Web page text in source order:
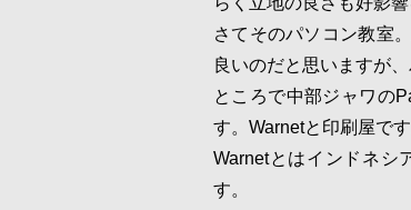
さてそのパソコン教室
良いのだと思いますが
ところで中部ジャワの
す。Warnetと印刷屋です
Warnetとはインドネシ
す。